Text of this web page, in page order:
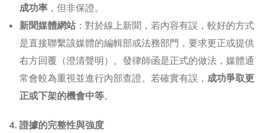
成功率 ，但非保證。
新聞媒體網站：對於線上新聞，若內容有誤，較好的方式
是直接聯繫該媒體的編輯部或法務部門，要求更正或提供
右方回覆（澄清聲明）。發律師函是正式的做法，媒體通
常會較為重視並進行內部查證。若確實有誤， 成功爭取更
正或下架的機會中等。
4. 證據的完整性與強度